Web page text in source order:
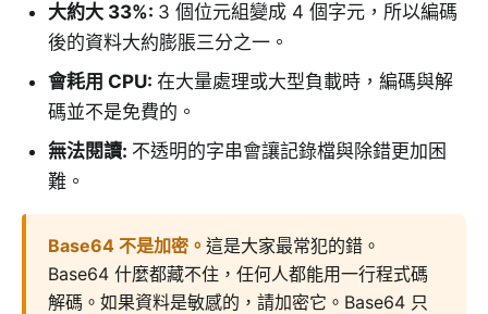
大約大 33%: 3 個位元組變成 4 個字元，所以編碼
後的資料大約膨脹三分之一。
會耗用 CPU: 在大量處理或大型負載時，編碼與解
碼並不是免費的。
無法閱讀: 不透明的字串會讓記錄檔與除錯更加困
難。
Base64 不是加密 。 這是大家最常犯的錯。
Base64 什麼都藏不住，任何人都能用一行程式碼
解碼。如果資料是敏感的，請加密它。Base64 只